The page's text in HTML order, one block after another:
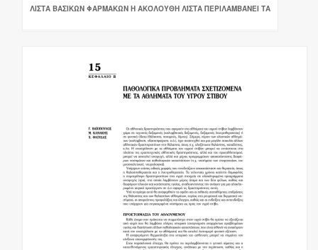
ΛΙΣΤΑ ΒΑΣΙΚΩΝ ΦΑΡΜΑΚΩΝ Η ΑΚΌΛΟΥΘΗ ΛΊΣΤΑ ΠΕΡΙΛΑΜΒΆΝΕΙ ΤΑ